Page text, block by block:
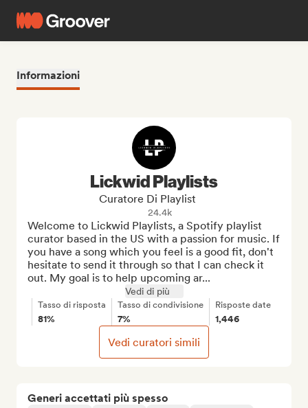
Informazioni
Generi accettati più spesso
Lickwid Playlists
Curatore Di Playlist
24.4k
Welcome to Lickwid Playlists, a Spotify playlist
curator based in the US with a passion for music. If
you have a song which you feel is a good fit, don't
hesitate to send it through so that I can check it
out. My goal is to help upcoming ar...
Vedi di più
Tasso di risposta
81%
Tasso di condivisione
7%
Risposte date
1,446
Vedi curatori simili